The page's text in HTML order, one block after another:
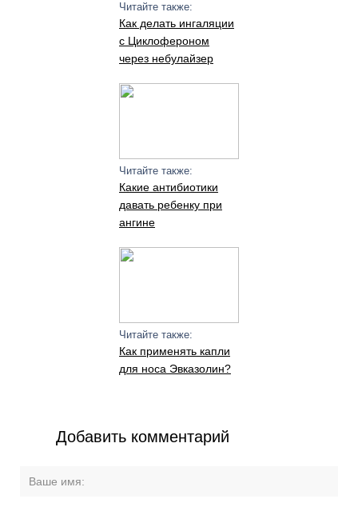
Читайте также:
Как делать ингаляции
с Циклофероном
через небулайзер
Читайте также:
Какие антибиотики
давать ребенку при
ангине
Читайте также:
Как применять капли
для носа Эвказолин?
Добавить комментарий